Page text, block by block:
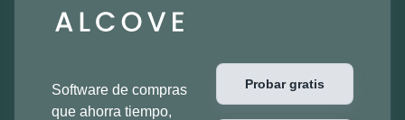
Software de compras
que ahorra tiempo,
Probar gratis